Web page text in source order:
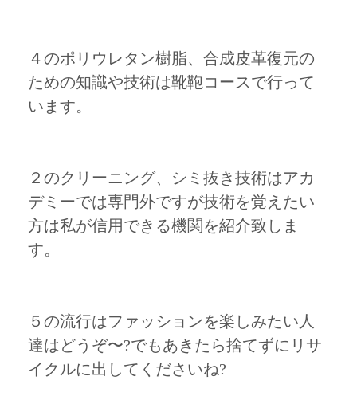
４のポリウレタン樹脂、合成皮革復元の
ための知識や技術は靴鞄コースで行って
います。
２のクリーニング、シミ抜き技術はアカ
デミーでは専門外ですが技術を覚えたい
方は私が信用できる機関を紹介致しま
す。
５の流行はファッションを楽しみたい人
達はどうぞ〜?でもあきたら捨てずにリサ
イクルに出してくださいね?